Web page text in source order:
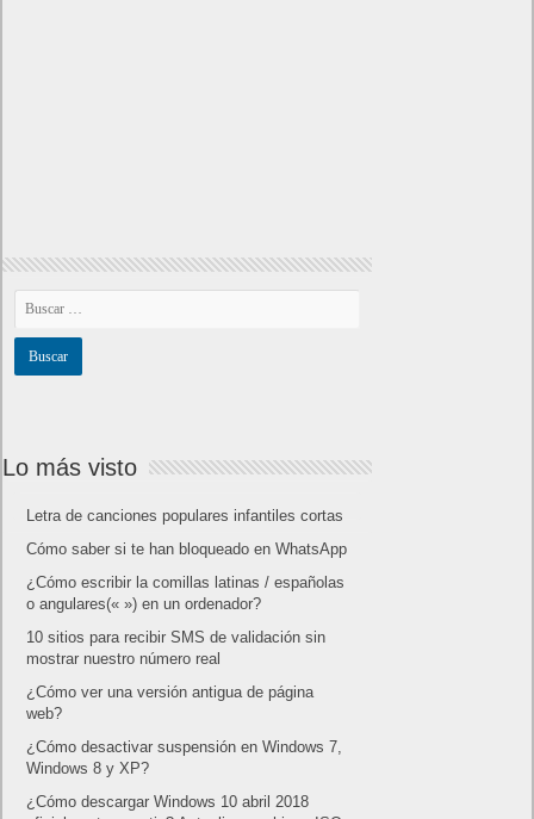
Lo más visto
Letra de canciones populares infantiles cortas
Cómo saber si te han bloqueado en WhatsApp
¿Cómo escribir la comillas latinas / españolas
o angulares(« ») en un ordenador?
10 sitios para recibir SMS de validación sin
mostrar nuestro número real
¿Cómo ver una versión antigua de página
web?
¿Cómo desactivar suspensión en Windows 7,
Windows 8 y XP?
¿Cómo descargar Windows 10 abril 2018